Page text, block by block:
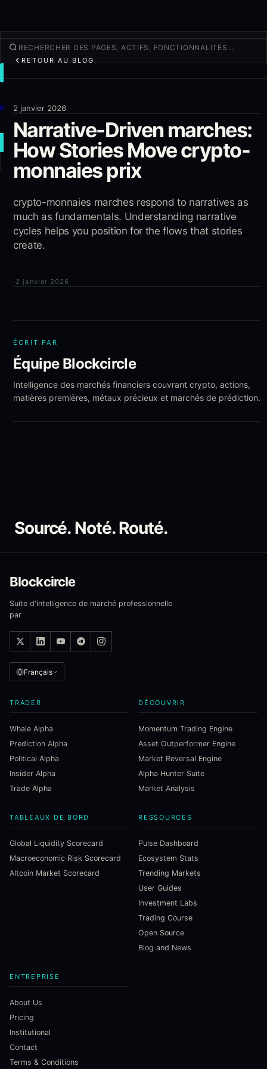
Produits
Plus
NOUVEAU TRADE
Connexion S'INSCRIRE
RETOUR AU BLOG
2 janvier 2026
Narrative-Driven marches:
How Stories Move crypto-
monnaies prix
crypto-monnaies marches respond to narratives as
much as fundamentals. Understanding narrative
cycles helps you position for the flows that stories
create.
· 2 janvier 2026
ÉCRIT PAR
Équipe Blockcircle
Intelligence des marchés financiers couvrant crypto, actions,
matières premières, métaux précieux et marchés de prédiction.
Sourcé. Noté. Routé.
Blockcircle
Suite d'intelligence de marché professionnelle
par
Français
TRADER
Whale Alpha
Prediction Alpha
Political Alpha
Insider Alpha
Trade Alpha
DÉCOUVRIR
Momentum Trading Engine
Asset Outperformer Engine
Market Reversal Engine
Alpha Hunter Suite
Market Analysis
TABLEAUX DE BORD
Global Liquidity Scorecard
Macroeconomic Risk Scorecard
Altcoin Market Scorecard
RESSOURCES
Pulse Dashboard
Ecosystem Stats
Trending Markets
User Guides
Investment Labs
Trading Course
Open Source
Blog and News
ENTREPRISE
About Us
Pricing
Institutional
Contact
Terms & Conditions